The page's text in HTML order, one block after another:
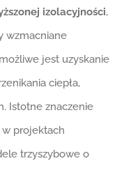
izolacyjności,
wzmacniane
jest uzyskanie
ciepła,
Istotne znaczenie
projektach
trzyszybowe o